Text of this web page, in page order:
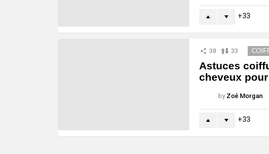
33
38 33
Astuces
cheveux
by Zoé Morgan
33